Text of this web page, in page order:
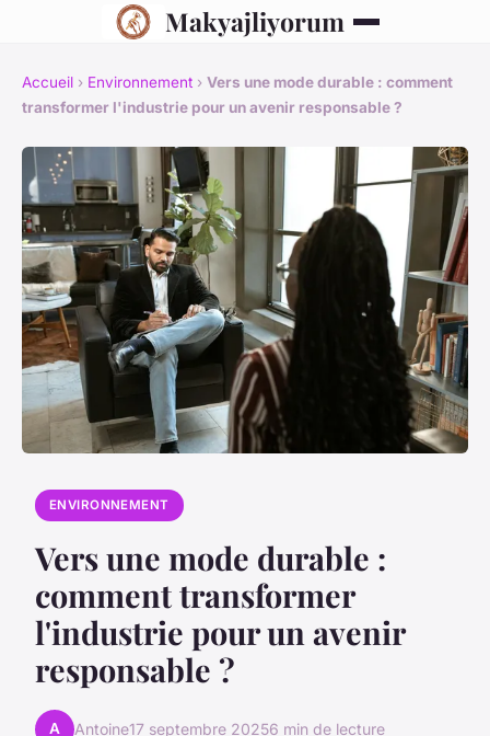
Makyajliyorum
Accueil › Environnement › Vers une mode durable : comment
transformer l'industrie pour un avenir responsable ?
ENVIRONNEMENT
Vers une mode durable :
comment transformer
l'industrie pour un avenir
responsable ?
A Antoine17 septembre 20256 min de lecture